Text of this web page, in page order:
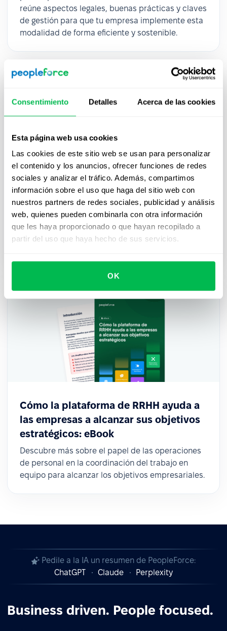
Consentimiento Detalles Acerca de las cookies
Esta página web usa cookies
Las cookies de este sitio web se usan para personalizar
el contenido y los anuncios, ofrecer funciones de redes
sociales y analizar el tráfico. Además, compartimos
información sobre el uso que haga del sitio web con
nuestros partners de redes sociales, publicidad y análisis
web, quienes pueden combinarla con otra información
que les haya proporcionado o que hayan recopilado a
partir del uso que haya hecho de sus servicios.
OK
reúne aspectos legales, buenas prácticas y claves
de gestión para que tu empresa implemente esta
modalidad de forma eficiente y sostenible.
Reclutamiento 4.0: Cómo atraer y
retener talento en la era digital
Descárgala ahora y descubre cómo PeopleForce
puede ayudarte a construir un lugar de trabajo
Cómo la plataforma de RRHH ayuda a
las empresas a alcanzar sus objetivos
estratégicos: eBook
Descubre más sobre el papel de las operaciones
de personal en la coordinación del trabajo en
equipo para alcanzar los objetivos empresariales.
Pedile a la IA un resumen de PeopleForce:
ChatGPT
Claude Perplexity
Business driven. People focused.